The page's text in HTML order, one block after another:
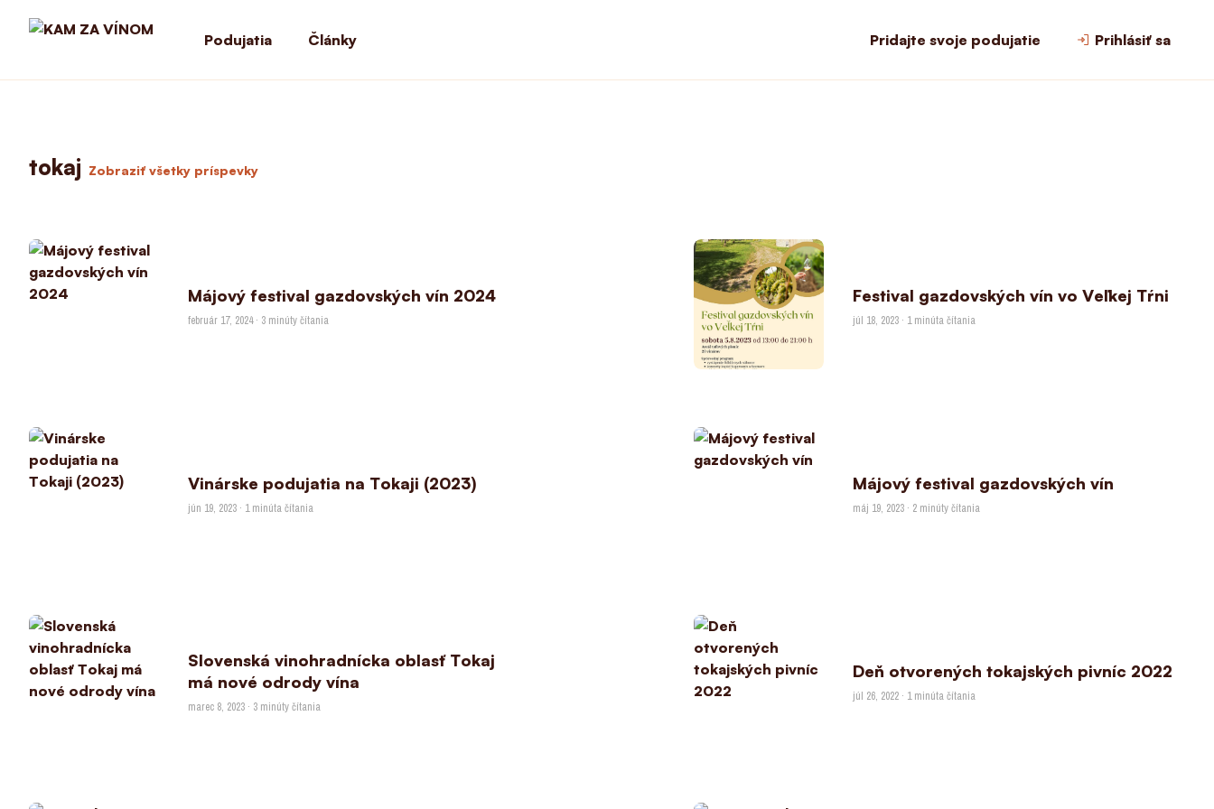
Podujatia Články Pridajte svoje podujatie Prihlásiť sa
tokaj Zobraziť všetky príspevky
Májový festival gazdovských vín 2024
február 17, 2024 · 3 minúty čítania
Festival gazdovských vín vo Veľkej Tŕni
júl 18, 2023 · 1 minúta čítania
Vinárske podujatia na Tokaji (2023)
jún 19, 2023 · 1 minúta čítania
Májový festival gazdovských vín
máj 19, 2023 · 2 minúty čítania
Slovenská vinohradnícka oblasť Tokaj
má nové odrody vína
marec 8, 2023 · 3 minúty čítania
Deň otvorených tokajských pivníc 2022
júl 26, 2022 · 1 minúta čítania